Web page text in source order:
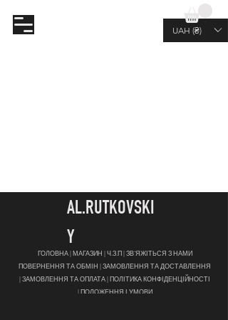
UAH (₴)
ГОЛОВНА |МАГАЗИН |Ч.З.П |ЗВ'ЯЖІТЬСЯ З НАМИ
ПОВЕРНЕННЯ ТА ОБМІН |ЗАМОВЛЕННЯ ТА ДОСТАВЛЕННЯ
|ЗАМОВЛЕННЯ ТА ОПЛАТА |ПОЛІТИКА КОНФІДЕНЦІЙНОСТІ
|ПОЛОЖЕННЯ І УМОВИ
AL.RUTKOVSKI
Y